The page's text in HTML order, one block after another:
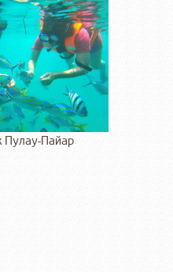
Пулау-Пайар